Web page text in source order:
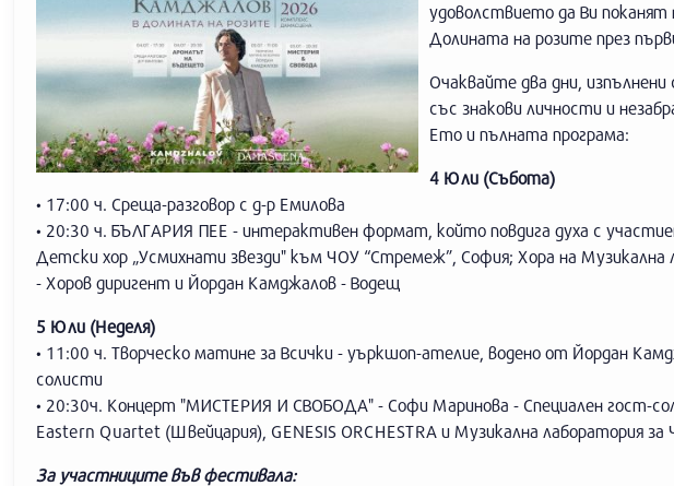
удоволствието да Ви
Долината на розите през
Очаквайте два дни,
със знакови личности и
Ето и пълната програма:
4 Юли (Събота)
• 17:00 ч. Среща-разговор с д-р Емилова
• 20:30 ч. БЪЛГАРИЯ ПЕЕ - интерактивен формат, който повдига духа с
Детски хор „Усмихнати звезди" към ЧОУ “Стремеж”, София; Хора на Музикална
- Хоров диригент и Йордан Камджалов - Водещ
5 Юли (Неделя)
• 11:00 ч. Творческо матине за Всички - уъркшоп-ателие, водено от Йордан
солисти
• 20:30ч. Концерт "МИСТЕРИЯ И СВОБОДА" - Софи Маринова - Специален гост-
Eastern Quartet (Швейцария), GENESIS ORCHESTRA и Музикална лаборатория
За участниците във фестивала: